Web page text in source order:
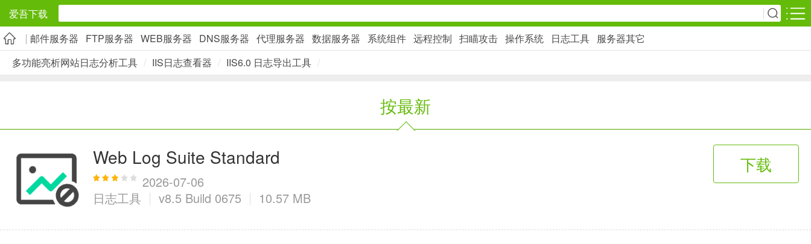
爱吾下载
安卓应用 安卓游戏
旅游出行
社交通讯
2千+款应用
影音播放
实用工具
2万+款应用
6千+款应用
资讯阅读
学习办公
生活服务
邮件服务器 FTP服务器 WEB服务器 DNS服务器 代理服务器 数据服务器 系统组件 远程控制 扫瞄攻击 操作系统 日志工具 服务器其它
多功能亮析网站日志分析工具 / IIS日志查看器 / IIS6.0 日志导出工具 /
按最新
Web Log Suite Standard
2026-07-06
日志工具
v8.5 Build 0675 10.57 MB
下载